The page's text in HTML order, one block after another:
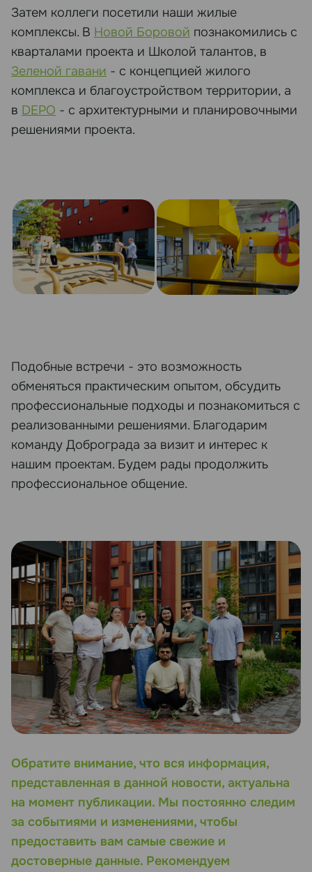
Затем коллеги посетили наши жилые
комплексы. В Новой Боровой познакомились с
кварталами проекта и Школой талантов, в
Зеленой гавани - с концепцией жилого
комплекса и благоустройством территории, а
в DEPO - с архитектурными и планировочными
решениями проекта.
Подобные встречи - это возможность
обменяться практическим опытом, обсудить
профессиональные подходы и познакомиться с
реализованными решениями. Благодарим
команду Доброграда за визит и интерес к
нашим проектам. Будем рады продолжить
профессиональное общение.
Обратите внимание, что вся информация,
представленная в данной новости, актуальна
на момент публикации. Мы постоянно следим
за событиями и изменениями, чтобы
предоставить вам самые свежие и
достоверные данные. Рекомендуем